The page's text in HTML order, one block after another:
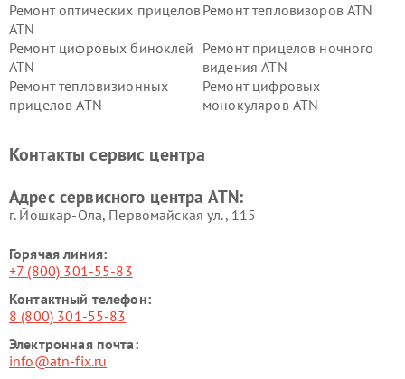
Ремонт оптических прицелов
ATN
Ремонт тепловизоров ATN
Ремонт цифровых биноклей
ATN
Ремонт прицелов ночного
видения ATN
Ремонт тепловизионных
прицелов ATN
Ремонт цифровых
монокуляров ATN
Контакты сервис центра
Адрес сервисного центра ATN:
г. Йошкар-Ола, Первомайская ул., 115
Горячая линия:
+7 (800) 301-55-83
Контактный телефон:
8 (800) 301-55-83
Электронная почта:
info@atn-fix.ru